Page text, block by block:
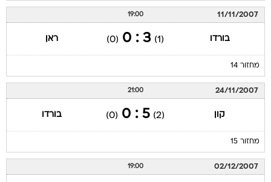
11/11/2007
19:00
בורדו (1)
3 : 0
(0) ראן
מחזור 14
24/11/2007
21:00
קון (2)
5 : 0
(0) בורדו
מחזור 15
02/12/2007
19:00